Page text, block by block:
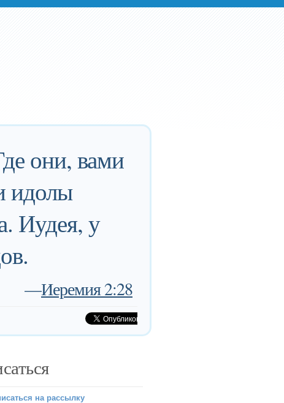
они, вами
идолы
Иудея, у
—Иеремия 2:28
на рассылку